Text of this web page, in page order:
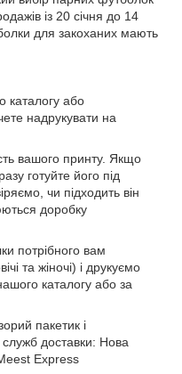
із 20 січня до 14
для закоханих мають
каталогу або
надрукувати на
вашого принту. Якщо
готуйте його під
чи підходить він
доробку
потрібного вам
та жіночі) і друкуємо
каталогу або за
пакетик і
служб доставки: Нова
Express